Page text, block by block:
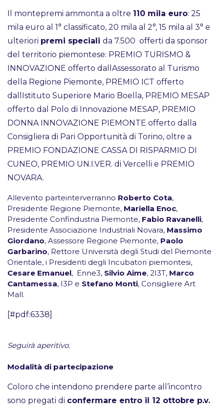
Il montepremi ammonta a oltre 110 mila euro: 25
mila euro al 1° classificato, 20 mila al 2°, 15 mila al 3° e
ulteriori premi speciali da 7.500  offerti da sponsor
del territorio piemontese: PREMIO TURISMO &
INNOVAZIONE offerto dallAssessorato al Turismo
della Regione Piemonte, PREMIO ICT offerto
dallIstituto Superiore Mario Boella, PREMIO MESAP
offerto dal Polo di Innovazione MESAP, PREMIO
DONNA INNOVAZIONE PIEMONTE offerto dalla
Consigliera di Pari Opportunità di Torino, oltre a
PREMIO FONDAZIONE CASSA DI RISPARMIO DI
CUNEO, PREMIO UN.I.VER. di Vercelli e PREMIO
NOVARA.
Allevento parteinterverranno Roberto Cota,
Presidente Regione Piemonte, Mariella Enoc,
Presidente Confindustria Piemonte, Fabio Ravanelli,
Presidente Associazione Industriali Novara, Massimo
Giordano, Assessore Regione Piemonte, Paolo
Garbarino, Rettore Università degli Studi del Piemonte
Orientale, i Presidenti degli Incubatori piemontesi,
Cesare Emanuel, Enne3, Silvio Aime, 2I3T, Marco
Cantamessa, I3P e Stefano Monti, Consigliere Art
Mall.
[#pdf:6338]
Seguirà aperitivo.
Modalità di partecipazione
Coloro che intendono prendere parte all’incontro
sono pregati di confermare entro il 12 ottobre p.v.